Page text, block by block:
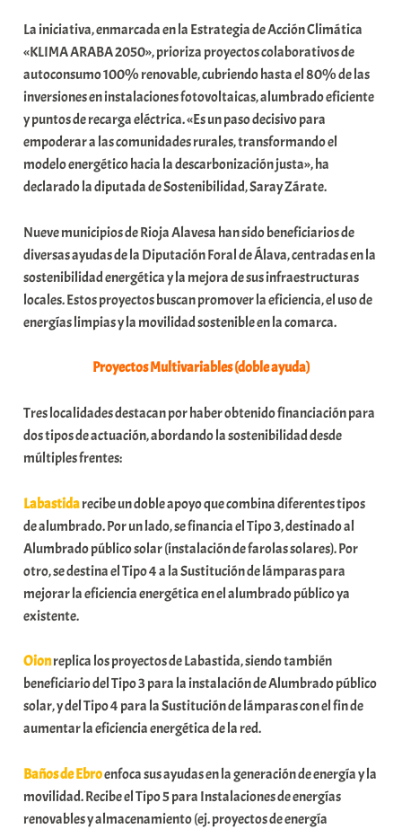
u
n
i
t
a
t
e
a
La iniciativa, enmarcada en la Estrategia de Acción Climática
«KLIMA ARABA 2050», prioriza proyectos colaborativos de
autoconsumo 100% renovable, cubriendo hasta el 80% de las
inversiones en instalaciones fotovoltaicas, alumbrado eficiente
y puntos de recarga eléctrica. «Es un paso decisivo para
empoderar a las comunidades rurales, transformando el
modelo energético hacia la descarbonización justa», ha
declarado la diputada de Sostenibilidad, Saray Zárate.
Nueve municipios de Rioja Alavesa han sido beneficiarios de
diversas ayudas de la Diputación Foral de Álava, centradas en la
sostenibilidad energética y la mejora de sus infraestructuras
locales. Estos proyectos buscan promover la eficiencia, el uso de
energías limpias y la movilidad sostenible en la comarca.
Proyectos Multivariables (doble ayuda)
Tres localidades destacan por haber obtenido financiación para
dos tipos de actuación, abordando la sostenibilidad desde
múltiples frentes:
Labastidarecibe un doble apoyo que combina diferentes tipos
de alumbrado. Por un lado, se financia el Tipo 3, destinado al
Alumbrado público solar (instalación de farolas solares). Por
otro, se destina el Tipo 4 a la Sustitución de lámparas para
mejorar la eficiencia energética en el alumbrado público ya
existente.
Oionreplica los proyectos de Labastida, siendo también
beneficiario del Tipo 3 para la instalación de Alumbrado público
solar, y del Tipo 4 para la Sustitución de lámparas con el fin de
aumentar la eficiencia energética de la red.
Baños de Ebroenfoca sus ayudas en la generación de energía y la
movilidad. Recibe el Tipo 5 para Instalaciones de energías
renovables y almacenamiento (ej. proyectos de energía